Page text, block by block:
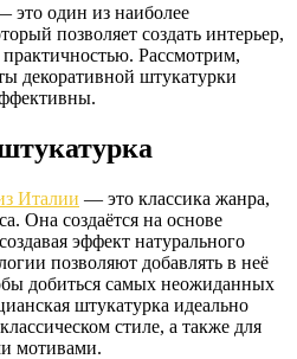
это один из наиболее
позволяет создать интерьер,
Рассмотрим,
декоративной штукатурки
Италии — это классика жанра,
Она создаётся на основе
эффект натурального
позволяют добавлять в неё
добиться самых неожиданных
штукатурка идеально
стиле, а также для
мотивами.